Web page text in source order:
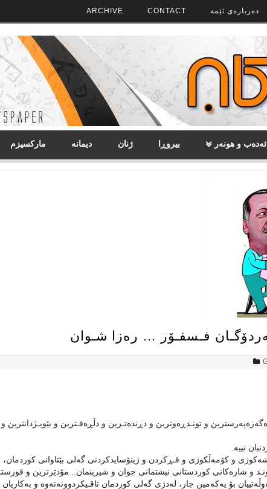
دەربارەی ئێمە CONTACT
ARCHIVE
ئەدەب و هونەر بیروڕا ژنان دیمانە مارکسیزم
فـسفـۆر … رەزا شـوان
و تونـدڕەوترین و دڕندەتـرین و دڵڕەقـترین و بێویـژدانترین
نییە.
و کۆمەڵکوژی و قـڕکردن و ژینۆسایدکردنی گەلی بێتاوانی
و شارەکانی کوردستانی نیشتمانی جوان و شیرینمان.. مۆدێرترین و
بۆ یەکەمین جار، لەدژی گەلی کوردمان تاقـیکردوونەتەوە و بەکاریان